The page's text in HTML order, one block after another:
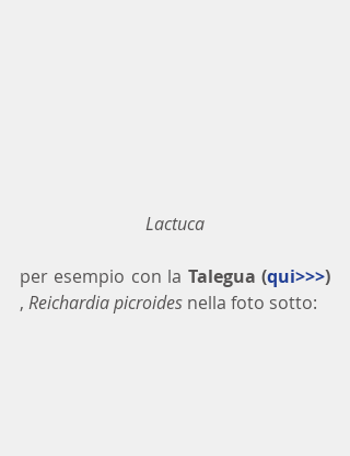
Lactuca
per esempio con la Talegua (qui>>>)
, Reichardia picroides nella foto sotto: